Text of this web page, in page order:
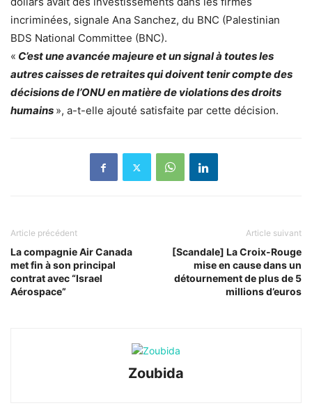
incriminées, signale Ana Sanchez, du BNC (Palestinian
BDS National Committee (BNC).
« C’est une avancée majeure et un signal à toutes les
autres caisses de retraites qui doivent tenir compte des
décisions de l’ONU en matière de violations des droits
humains », a-t-elle ajouté satisfaite par cette décision.
Article précédent
La compagnie Air Canada
met fin à son principal
contrat avec “Israel
Aérospace”
Article suivant
[Scandale] La Croix-Rouge
mise en cause dans un
détournement de plus de 5
millions d’euros
Zoubida